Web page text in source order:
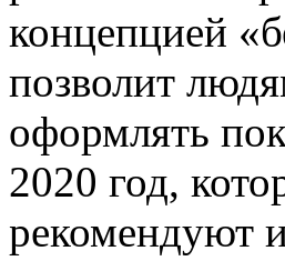
концепцией
позволит
оформлять
2020 год,
рекомендуют